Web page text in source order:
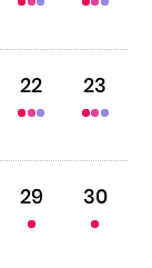
22 23
29 30